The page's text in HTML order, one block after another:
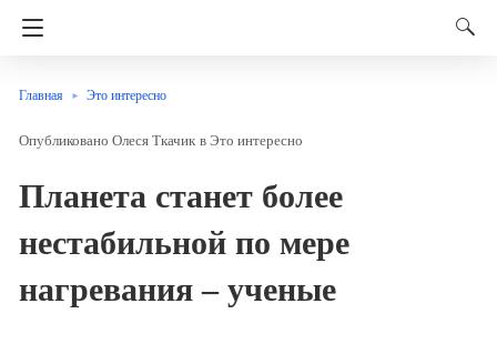
Главная Это интересно
Олеся Ткачик в Это интересно
Планета станет более
нестабильной по мере
нагревания – ученые